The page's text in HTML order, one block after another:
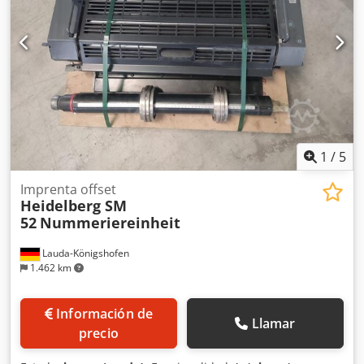
Equipo de lavado automático de mantillas - Sistema de
mojado: Technotrans Salida - AirGlide - Dispositivo de
polvos - Aspirador de polvo Schneider Accesorios -
Compresor de aire comprimido, exclusivo Rendimiento
máximo (p/h): 10.000 Formato máx. (mm): 1300 x 1850 mm
Crodpfx Abovxqtmjyjf
1 / 5
Lauda-Königshofen
1.462 km
Imprenta offset
Heidelberg SM
52 Nummeriereinheit
Información de
precio
Llamar